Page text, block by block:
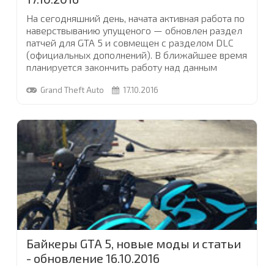
На сегодняшний день, начата активная работа по
наверствыванию упущеного — обновлен раздел
патчей для GTA 5 и совмещен с разделом DLC
(официальных дополнений). В ближайшее время
планируется закончить работу над данным
Grand Theft Auto 17.10.2016
Байкеры GTA 5, новые моды и статьи
- обновление 16.10.2016